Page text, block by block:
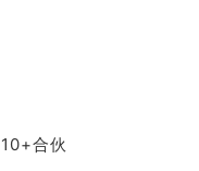
10+合伙